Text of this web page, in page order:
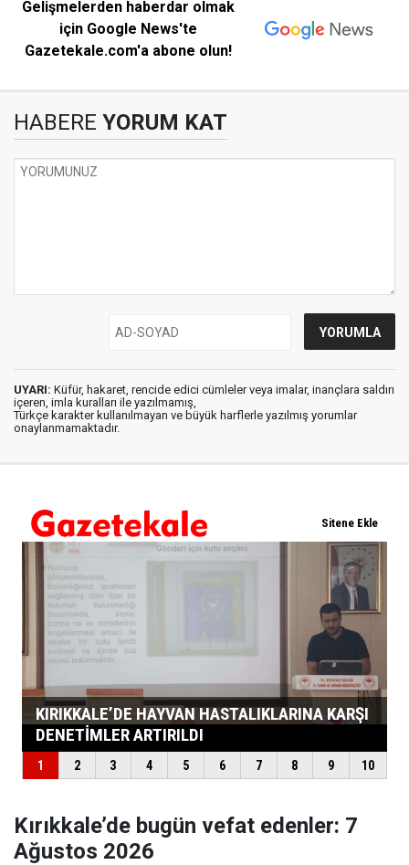
Gelişmelerden haberdar olmak
için Google News'te
Gazetekale.com'a abone olun!
HABERE YORUM KAT
UYARI: Küfür, hakaret, rencide edici cümleler veya imalar, inançlara saldırı
içeren, imla kuralları ile yazılmamış,
Türkçe karakter kullanılmayan ve büyük harflerle yazılmış yorumlar
onaylanmamaktadır.
Kırıkkale’de bugün vefat edenler: 7
Ağustos 2026